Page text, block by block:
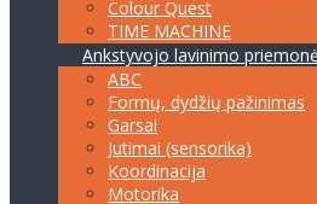
Colour Quest
TIME MACHINE
Ankstyvojo lavinimo
ABC
Formų, dydžių pažinimas
Garsai
Jutimai (sensorika)
Koordinacija
Motorika